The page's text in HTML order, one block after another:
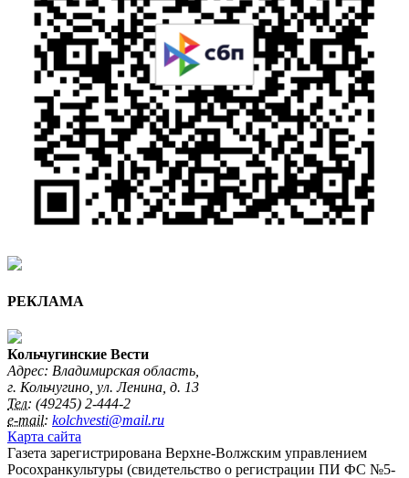
РЕКЛАМА
Кольчугинские Вести
Адрес: Владимирская область,
г. Кольчугино, ул. Ленина, д. 13
Тел: (49245) 2-444-2
e-mail: kolchvesti@mail.ru
Карта сайта
Газета зарегистрирована Верхне-Волжским управлением
Росохранкультуры (свидетельство о регистрации ПИ ФС №5-